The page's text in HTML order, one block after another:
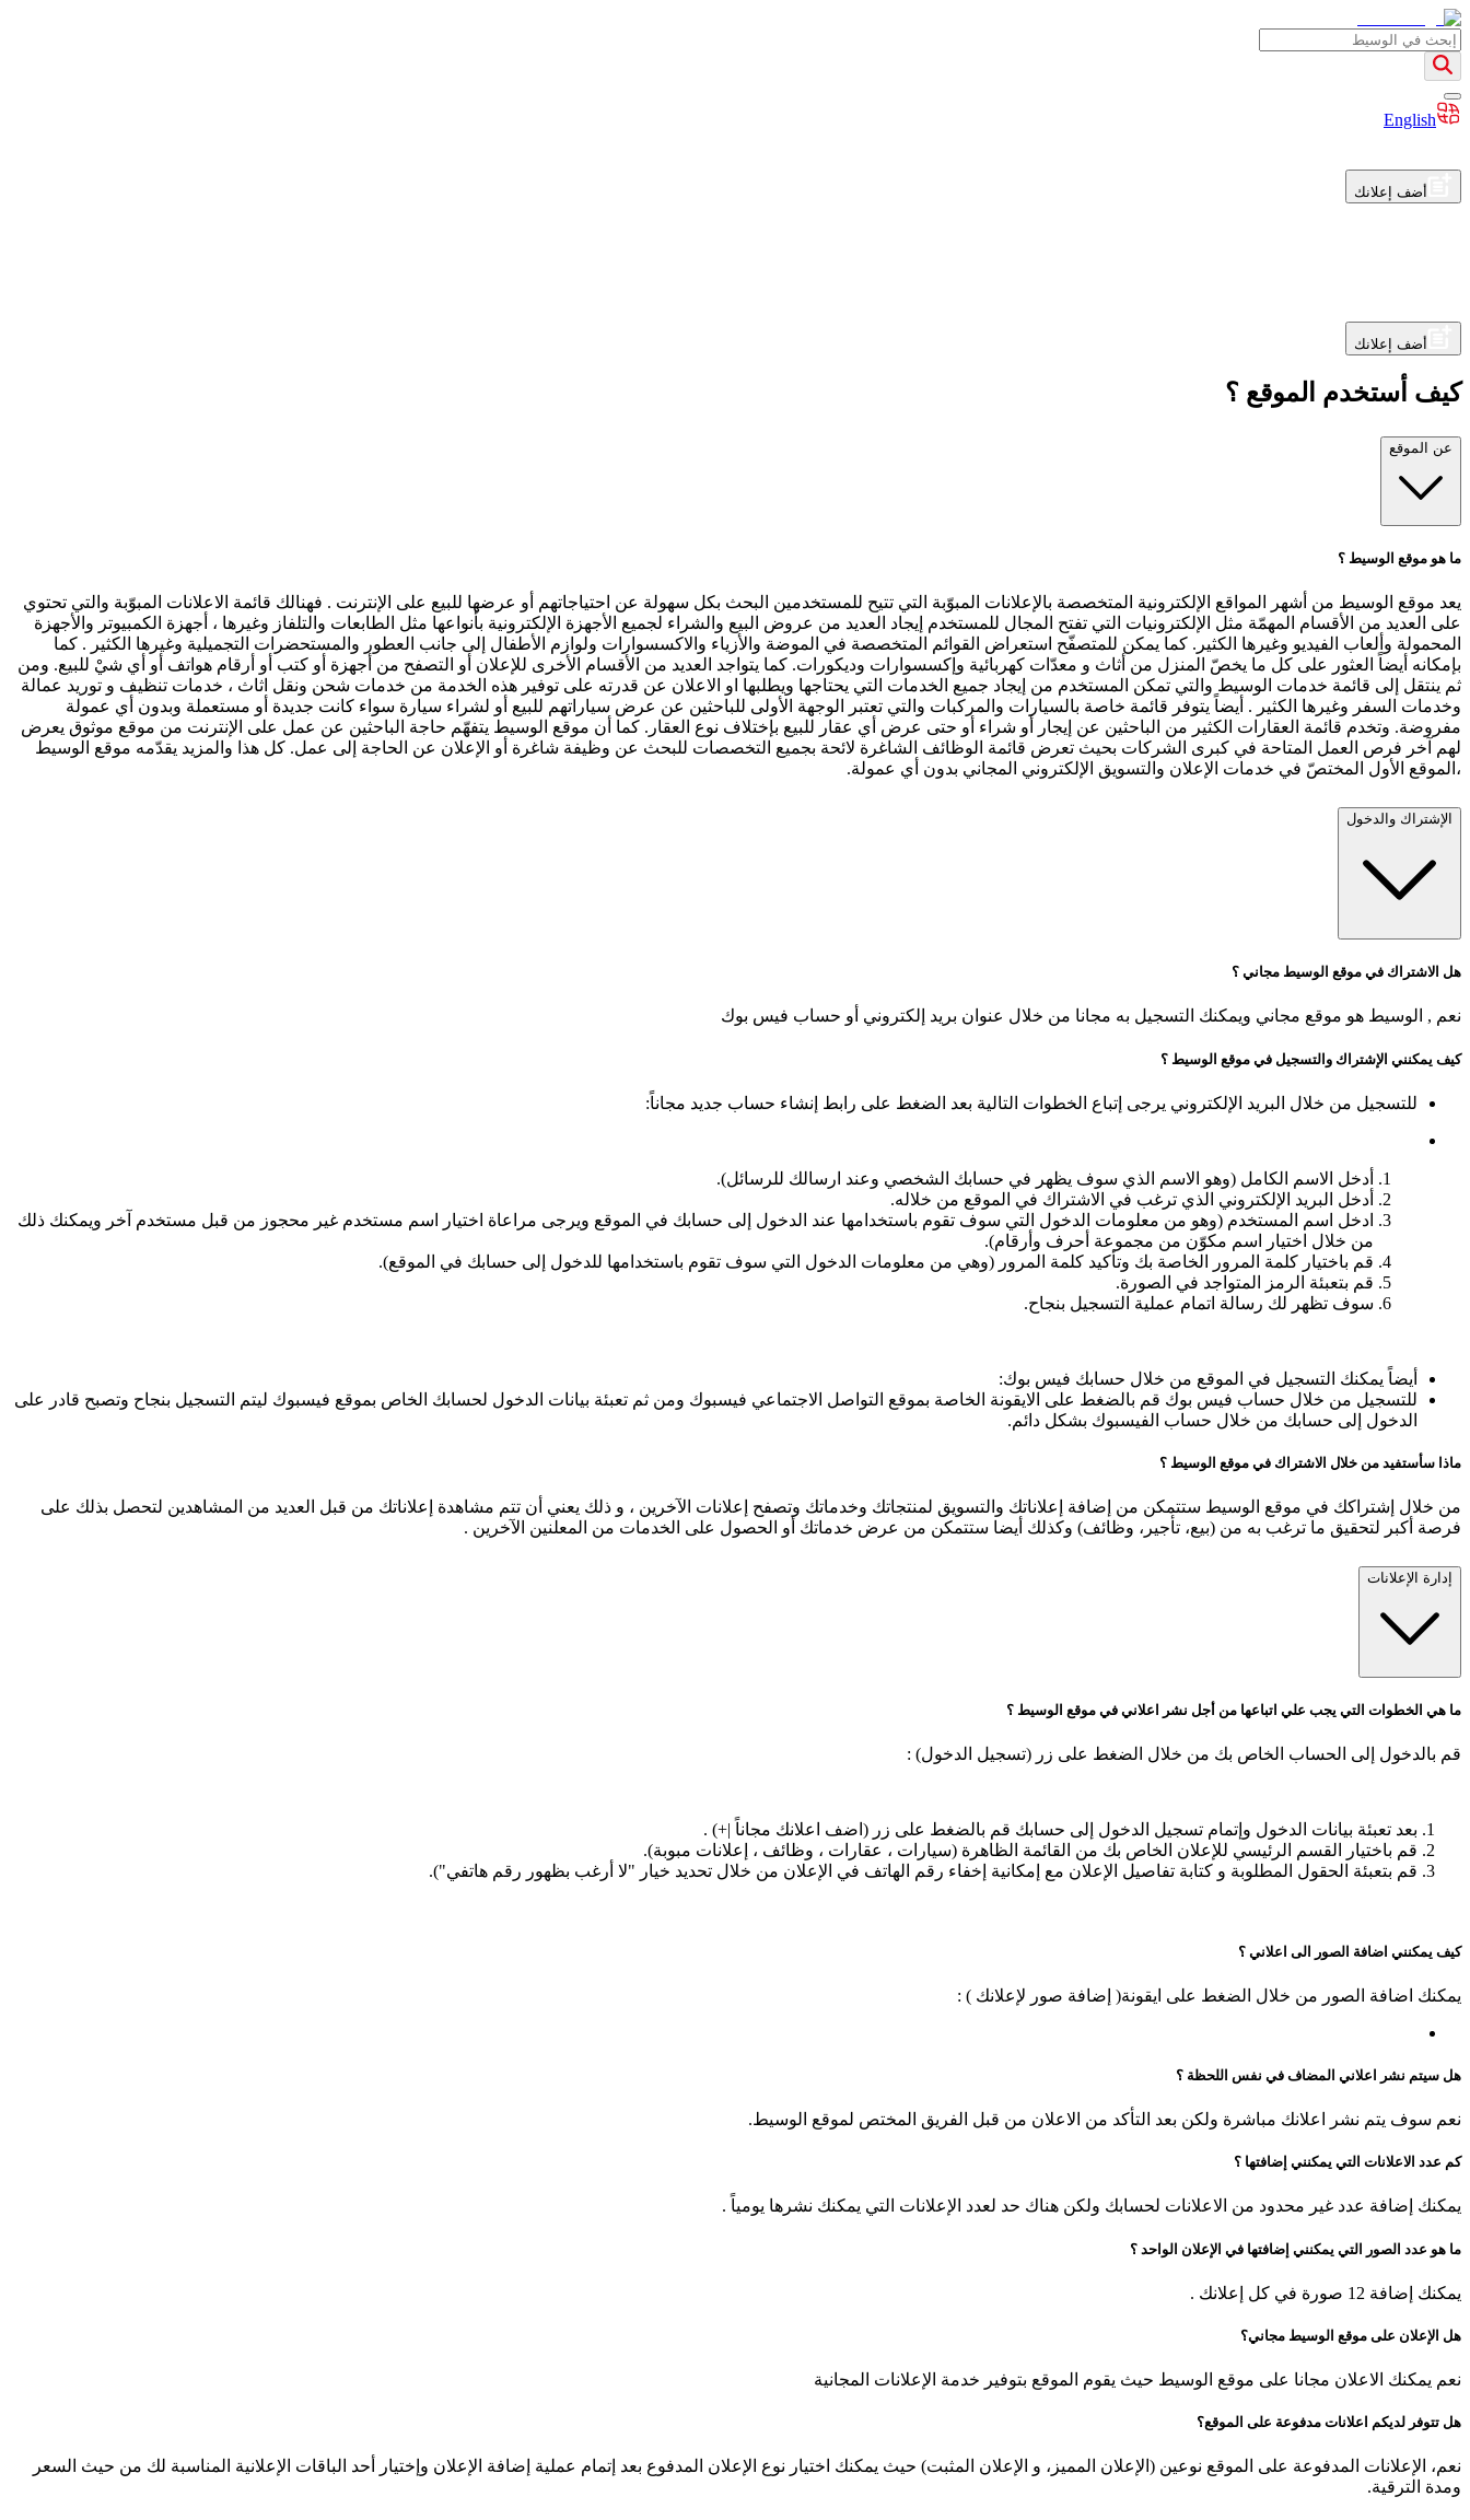
English
أضف إعلانك
أضف إعلانك
كيف أستخدم الموقع ؟
عن الموقع
ما هو موقع الوسيط ؟
يعد موقع الوسيط من أشهر المواقع الإلكترونية المتخصصة بالإعلانات المبوّبة التي تتيح للمستخدمين البحث بكل سهولة عن احتياجاتهم أو عرضها للبيع على الإنترنت . فهنالك قائمة الاعلانات المبوّبة والتي تحتوي
على العديد من الأقسام المهمّة مثل الإلكترونيات التي تفتح المجال للمستخدم إيجاد العديد من عروض البيع والشراء لجميع الأجهزة الإلكترونية بأنواعها مثل الطابعات والتلفاز وغيرها ، أجهزة الكمبيوتر والأجهزة
المحمولة وألعاب الفيديو وغيرها الكثير. كما يمكن للمتصفّح استعراض القوائم المتخصصة في الموضة والأزياء والاكسسوارات ولوازم الأطفال إلى جانب العطور والمستحضرات التجميلية وغيرها الكثير . كما
بإمكانه أيضاً العثور على كل ما يخصّ المنزل من أثاث و معدّات كهربائية وإكسسوارات وديكورات. كما يتواجد العديد من الأقسام الأخرى للإعلان أو التصفح من أجهزة أو كتب أو أرقام هواتف أو أي شيْ للبيع. ومن
ثم ينتقل إلى قائمة خدمات الوسيط والتي تمكن المستخدم من إيجاد جميع الخدمات التي يحتاجها ويطلبها او الاعلان عن قدرته على توفير هذه الخدمة من خدمات شحن ونقل اثاث ، خدمات تنظيف و توريد عمالة
وخدمات السفر وغيرها الكثير . أيضاً يتوفر قائمة خاصة بالسيارات والمركبات والتي تعتبر الوجهة الأولى للباحثين عن عرض سياراتهم للبيع أو لشراء سيارة سواء كانت جديدة أو مستعملة وبدون أي عمولة
مفروضة. وتخدم قائمة العقارات الكثير من الباحثين عن إيجار أو شراء أو حتى عرض أي عقار للبيع بإختلاف نوع العقار. كما أن موقع الوسيط يتفهّم حاجة الباحثين عن عمل على الإنترنت من موقع موثوق يعرض
لهم آخر فرص العمل المتاحة في كبرى الشركات بحيث تعرض قائمة الوظائف الشاغرة لائحة بجميع التخصصات للبحث عن وظيفة شاغرة أو الإعلان عن الحاجة إلى عمل. كل هذا والمزيد يقدّمه موقع الوسيط
،الموقع الأول المختصّ في خدمات الإعلان والتسويق الإلكتروني المجاني بدون أي عمولة.
الإشتراك والدخول
هل الاشتراك في موقع الوسيط مجاني ؟
نعم , الوسيط هو موقع مجاني ويمكنك التسجيل به مجانا من خلال عنوان بريد إلكتروني أو حساب فيس بوك
كيف يمكنني الإشتراك والتسجيل في موقع الوسيط ؟
للتسجيل من خلال البريد الإلكتروني يرجى إتباع الخطوات التالية بعد الضغط على رابط إنشاء حساب جديد مجاناً:
أدخل الاسم الكامل (وهو الاسم الذي سوف يظهر في حسابك الشخصي وعند ارسالك للرسائل).
أدخل البريد الإلكتروني الذي ترغب في الاشتراك في الموقع من خلاله.
ادخل اسم المستخدم (وهو من معلومات الدخول التي سوف تقوم باستخدامها عند الدخول إلى حسابك في الموقع ويرجى مراعاة اختيار اسم مستخدم غير محجوز من قبل مستخدم آخر ويمكنك ذلك
من خلال اختيار اسم مكوّن من مجموعة أحرف وأرقام).
قم باختيار كلمة المرور الخاصة بك وتأكيد كلمة المرور (وهي من معلومات الدخول التي سوف تقوم باستخدامها للدخول إلى حسابك في الموقع).
قم بتعبئة الرمز المتواجد في الصورة.
سوف تظهر لك رسالة اتمام عملية التسجيل بنجاح.
أيضاً يمكنك التسجيل في الموقع من خلال حسابك فيس بوك:
للتسجيل من خلال حساب فيس بوك قم بالضغط على الايقونة الخاصة بموقع التواصل الاجتماعي فيسبوك ومن ثم تعبئة بيانات الدخول لحسابك الخاص بموقع فيسبوك ليتم التسجيل بنجاح وتصبح قادر على
الدخول إلى حسابك من خلال حساب الفيسبوك بشكل دائم.
ماذا سأستفيد من خلال الاشتراك في موقع الوسيط ؟
من خلال إشتراكك في موقع الوسيط ستتمكن من إضافة إعلاناتك والتسويق لمنتجاتك وخدماتك وتصفح إعلانات الآخرين ، و ذلك يعني أن تتم مشاهدة إعلاناتك من قبل العديد من المشاهدين لتحصل بذلك على
فرصة أكبر لتحقيق ما ترغب به من (بيع، تأجير، وظائف) وكذلك أيضا ستتمكن من عرض خدماتك أو الحصول على الخدمات من المعلنين الآخرين .
إدارة الإعلانات
ما هي الخطوات التي يجب علي اتباعها من أجل نشر اعلاني في موقع الوسيط ؟
قم بالدخول إلى الحساب الخاص بك من خلال الضغط على زر (تسجيل الدخول) :
بعد تعبئة بيانات الدخول وإتمام تسجيل الدخول إلى حسابك قم بالضغط على زر (اضف اعلانك مجاناً |+) .
قم باختيار القسم الرئيسي للإعلان الخاص بك من القائمة الظاهرة (سيارات ، عقارات ، وظائف ، إعلانات مبوبة).
قم بتعبئة الحقول المطلوبة و كتابة تفاصيل الإعلان مع إمكانية إخفاء رقم الهاتف في الإعلان من خلال تحديد خيار "لا أرغب بظهور رقم هاتفي").
كيف يمكنني اضافة الصور الى اعلاني ؟
يمكنك اضافة الصور من خلال الضغط على ايقونة( إضافة صور لإعلانك ) :
هل سيتم نشر اعلاني المضاف في نفس اللحظة ؟
نعم سوف يتم نشر اعلانك مباشرة ولكن بعد التأكد من الاعلان من قبل الفريق المختص لموقع الوسيط.
كم عدد الاعلانات التي يمكنني إضافتها ؟
يمكنك إضافة عدد غير محدود من الاعلانات لحسابك ولكن هناك حد لعدد الإعلانات التي يمكنك نشرها يومياً .
ما هو عدد الصور التي يمكنني إضافتها في الإعلان الواحد ؟
يمكنك إضافة 12 صورة في كل إعلانك .
هل الإعلان على موقع الوسيط مجاني؟
نعم يمكنك الاعلان مجانا على موقع الوسيط حيث يقوم الموقع بتوفير خدمة الإعلانات المجانية
هل تتوفر لديكم اعلانات مدفوعة على الموقع؟
نعم، الإعلانات المدفوعة على الموقع نوعين (الإعلان المميز، و الإعلان المثبت) حيث يمكنك اختيار نوع الإعلان المدفوع بعد إتمام عملية إضافة الإعلان وإختيار أحد الباقات الإعلانية المناسبة لك من حيث السعر
ومدة الترقية.